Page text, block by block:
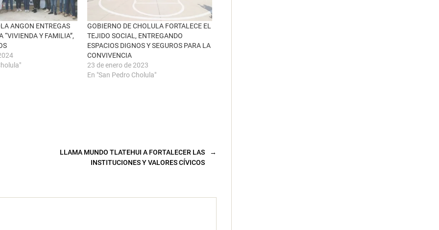
ANGON ENTREGAS
“VIVIENDA Y FAMILIA”,
GOBIERNO DE CHOLULA FORTALECE EL
TEJIDO SOCIAL, ENTREGANDO
ESPACIOS DIGNOS Y SEGUROS PARA LA
CONVIVENCIA
23 de enero de 2023
En "San Pedro Cholula"
→
LLAMA MUNDO TLATEHUI A FORTALECER LAS
INSTITUCIONES Y VALORES CÍVICOS